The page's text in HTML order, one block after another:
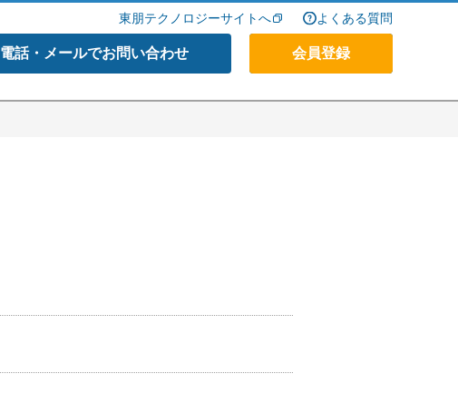
東朋テクノロジーサイトへ よくある質問
電話・メールでお問い合わせ 会員登録